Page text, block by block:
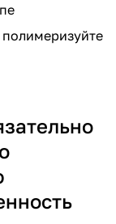
полимеризуйте